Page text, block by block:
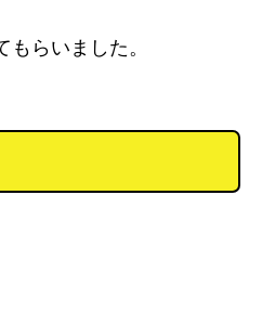
らいました。